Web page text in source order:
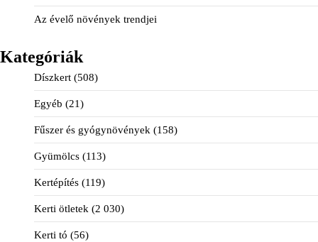
Az évelő növények trendjei
Kategóriák
Díszkert (508)
Egyéb (21)
Fűszer és gyógynövények (158)
Gyümölcs (113)
Kertépítés (119)
Kerti ötletek (2 030)
Kerti tó (56)